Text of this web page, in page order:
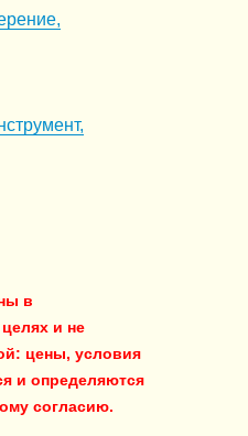
в
и не
цены, условия
и определяются
согласию.